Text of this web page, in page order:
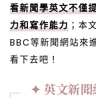
看新聞學英文不僅
力和寫作能力 ；本
BBC等新聞網站來
看下去吧！
英文新